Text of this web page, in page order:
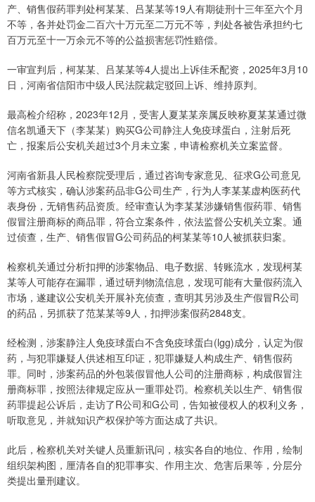
产、销售假药罪判处柯某某、吕某某等19人有期徒刑十三年至六个月
不等，各并处罚金二百六十万元至二万元不等，判处各被告承担约七
百万元至十一万余元不等的公益损害惩罚性赔偿。
一审宣判后，柯某某、吕某某等4人提出上诉佳禾配资，2025年3月10
日，河南省信阳市中级人民法院裁定驳回上诉、维持原判。
最高检介绍称，2023年12月，受害人夏某某亲属反映称夏某某通过微
信名凯通天下（李某某）购买G公司静注人免疫球蛋白，注射后死
亡，报案后公安机关超过3个月未立案，申请检察机关立案监督。
河南省新县人民检察院受理后，通过咨询专家意见、征求G公司意见
等方式核实，确认涉案药品非G公司生产，行为人李某某虚构医药代
表身份，无销售药品资质。经审查认为李某某涉嫌销售假药罪、销售
假冒注册商标的商品罪，符合立案条件，依法监督公安机关立案。通
过侦查，生产、销售假冒G公司药品的柯某某等10人被抓获归案。
检察机关通过分析扣押的涉案物品、电子数据、转账流水，发现柯某
某等人可能存在漏罪，通过研判物流信息，发现可能有大量假药流入
市场，遂建议公安机关开展补充侦查，查明其另涉及生产假冒R公司
的药品，另抓获了范某某等9人，扣押涉案假药2848支。
经检测，涉案静注人免疫球蛋白不含免疫球蛋白(lgg)成分，认定为假
药，与犯罪嫌疑人供述相互印证，犯罪嫌疑人构成生产、销售假药
罪。同时，涉案药品的外包装假冒他人公司的注册商标，构成假冒注
册商标罪，按照法律规定应从一重罪处罚。检察机关以生产、销售假
药罪提起公诉后，走访了R公司和G公司，告知被侵权人的权利义务，
听取意见，并就知识产权保护等方面达成了共识。
此后，检察机关对关键人员重新讯问，核实各自的地位、作用，绘制
组织架构图，厘清各自的犯罪事实、作用主次、危害后果等，分层分
类提出量刑建议。